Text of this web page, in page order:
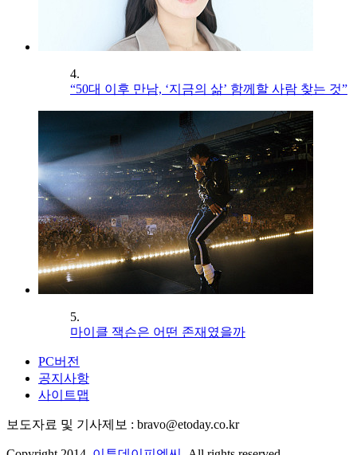
4.
“50대 이후 만남, ‘지금의 삶’ 함께할 사람 찾는 것”
5.
마이클 잭슨은 어떤 존재였을까
PC버전
공지사항
사이트맵
보도자료 및 기사제보 : bravo@etoday.co.kr